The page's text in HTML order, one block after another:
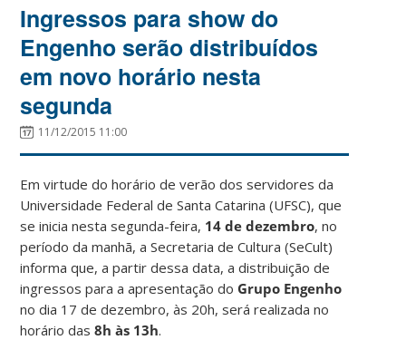
Ingressos para show do
Engenho serão distribuídos
em novo horário nesta
segunda
11/12/2015 11:00
Em virtude do horário de verão dos servidores da
Universidade Federal de Santa Catarina (UFSC), que
se inicia nesta segunda-feira, 14 de dezembro, no
período da manhã, a Secretaria de Cultura (SeCult)
informa que, a partir dessa data, a distribuição de
ingressos para a apresentação do Grupo Engenho
no dia 17 de dezembro, às 20h, será realizada no
horário das 8h às 13h.